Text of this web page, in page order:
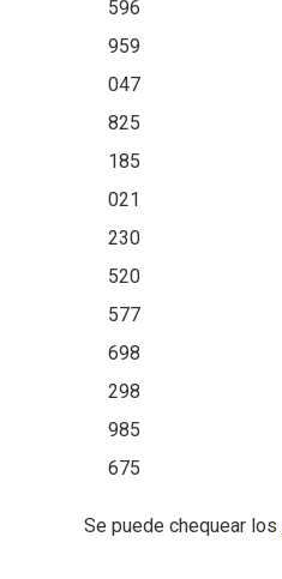
596
959
047
825
185
021
230
520
577
698
298
985
675
Se puede chequear los